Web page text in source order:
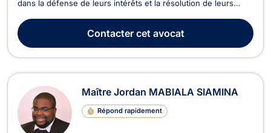
dans la défense de leurs intérêts et la résolution de leurs
les litiges liés aux sinistres et aux accidents médicaux. Elle
accompagne ses clients dans leur...
Contactercet avocat
Maître Jordan MABIALA SIAMINA
Répond rapidement